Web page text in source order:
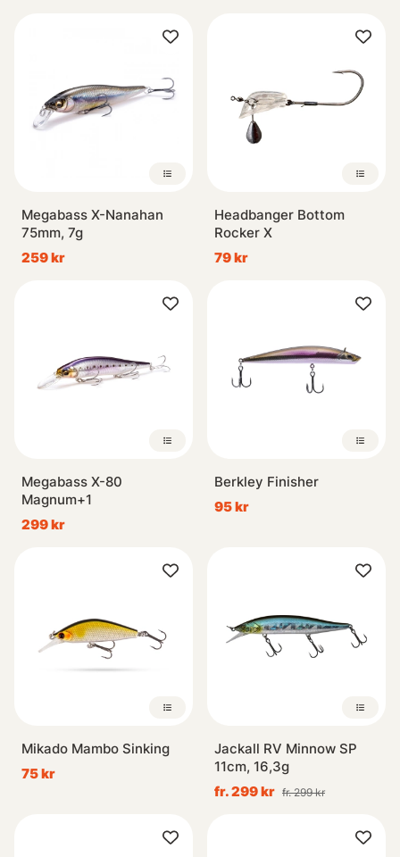
Megabass X-Nanahan
75mm, 7g
259 kr
Headbanger Bottom
Rocker X
79 kr
Megabass X-80
Magnum+1
299 kr
Berkley Finisher
95 kr
Mikado Mambo Sinking
75 kr
Jackall RV Minnow SP
11cm, 16,3g
fr. 299 kr fr. 299 kr